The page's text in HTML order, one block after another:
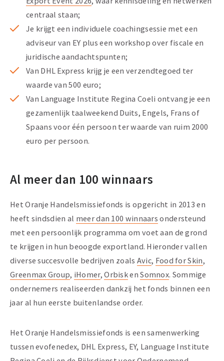
centraal staan;
Je krijgt een individuele coachingsessie met een
adviseur van EY plus een workshop over fiscale en
juridische aandachtspunten;
Van DHL Express krijg je een verzendtegoed ter
waarde van 500 euro;
Van Language Institute Regina Coeli ontvang je een
gezamenlijk taalweekend Duits, Engels, Frans of
Spaans voor één persoon ter waarde van ruim 2000
euro per persoon.
Al meer dan 100 winnaars
Het Oranje Handelsmissiefonds is opgericht in 2013 en
heeft sindsdien al meer dan 100 winnaars ondersteund
met een persoonlijk programma om voet aan de grond
te krijgen in hun beoogde exportland. Hieronder vallen
diverse succesvolle bedrijven zoals Avic, Food for Skin,
Greenmax Group, iHomer,OrbiskenSomnox. Sommige
ondernemers realiseerden dankzij het fonds binnen een
jaar al hun eerste buitenlandse order.
Het Oranje Handelsmissiefonds is een samenwerking
tussen evofenedex, DHL Express, EY, Language Institute